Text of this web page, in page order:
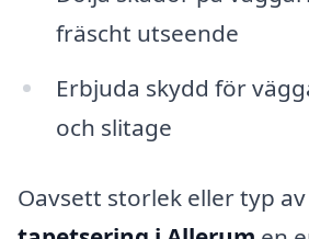
fräscht utseende
Erbjuda skydd för
och slitage
Oavsett storlek eller typ